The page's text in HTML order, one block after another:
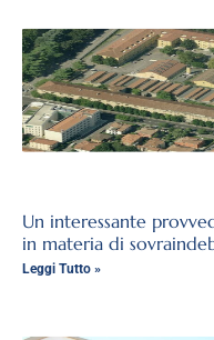
Un interessante
in materia di
Leggi Tutto »